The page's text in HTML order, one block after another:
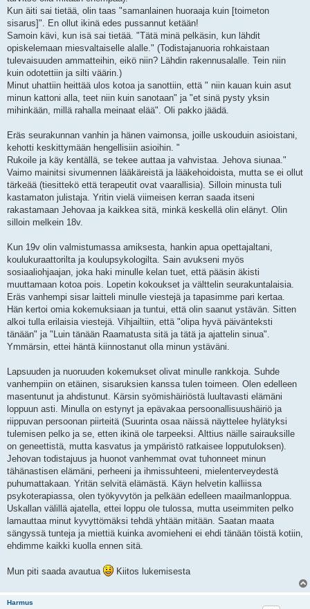
Kun äiti sai tietää, olin taas "samanlainen huoraaja kuin [toimeton
sisarus]". En ollut ikinä edes pussannut ketään!
Samoin kävi, kun isä sai tietää. "Tätä minä pelkäsin, kun lähdit
opiskelemaan miesvaltaiselle alalle." (Todistajanuoria rohkaistaan
tulevaisuuden ammatteihin, eikö niin? Lähdin rakennusalalle. Tein niin
kuin odotettiin ja silti väärin.)
Minut uhattiin heittää ulos kotoa ja sanottiin, että " niin kauan kuin asut
minun kattoni alla, teet niin kuin sanotaan" ja "et sinä pysty yksin
mihinkään, millä rahalla meinaat elää". Oli pakko jäädä.
Eräs seurakunnan vanhin ja hänen vaimonsa, joille uskouduin asioistani,
kehotti keskittymään hengellisiin asioihin. "
Rukoile ja käy kentällä, se tekee auttaa ja vahvistaa. Jehova siunaa."
Vaimo mainitsi sivumennen lääkäreistä ja lääkehoidoista, mutta se ei ollut
tärkeää (tiesittekö että terapeutit ovat vaarallisia). Silloin minusta tuli
kastamaton julistaja. Yritin vielä viimeisen kerran saada itseni
rakastamaan Jehovaa ja kaikkea sitä, minkä keskellä olin elänyt. Olin
silloin melkein 18v.
Kun 19v olin valmistumassa amiksesta, hankin apua opettajaltani,
koulukuraattorilta ja koulupsykologilta. Sain avukseni myös
sosiaaliohjaajan, joka haki minulle kelan tuet, että pääsin äkisti
muuttamaan kotoa pois. Lopetin kokoukset ja välttelin seurakuntalaisia.
Eräs vanhempi sisar laitteli minulle viestejä ja tapasimme pari kertaa.
Hän kertoi omia kokemuksiaan ja tuntui, että olin saanut ystävän. Sitten
alkoi tulla erilaisia viestejä. Vihjailtiin, että "olipa hyvä päivänteksti
tänään" ja "Luin tänään Raamatusta sitä ja tätä ja ajattelin sinua".
Ymmärsin, ettei häntä kiinnostanut olla minun ystäväni.
Lapsuuden ja nuoruuden kokemukset olivat minulle rankkoja. Suhde
vanhempiin on etäinen, sisaruksien kanssa tulen toimeen. Olen edelleen
masentunut ja ahdistunut. Kärsin syömishäiriöstä luultavasti elämäni
loppuun asti. Minulla on estynyt ja epävakaa persoonallisuushäiriö ja
riippuvan persoonan piirteitä (Suurinta osaa näissä näyttelee hylätyksi
tulemisen pelko ja se, etten ikinä ole tarpeeksi. Alttius näille sairauksille
on geneettistä, mutta kasvatus ja ympäristö ratkaisee lopputuloksen).
Jehovan todistajuus ja huonot vanhemmat ovat tuhonneet minun
tähänastisen elämäni, perheeni ja ihmissuhteeni, mielenterveydestä
puhumattakaan. Yritän selvitä elämästä. Käyn helvetin kalliissa
psykoterapiassa, olen työkyvytön ja pelkään edelleen maailmanloppua.
Uskallan välillä ajatella, ettei loppu ole tulossa, mutta useimmiten pelko
lamauttaa minut kyvyttömäksi tehdä yhtään mitään. Saatan maata
sängyssä tunteja ja miettiä kuinka avomieheni ei ehdi tänään töistä kotiin,
ehdimme kaikki kuolla ennen sitä.
Mun piti saada avautua Kiitos lukemisesta
Harmus